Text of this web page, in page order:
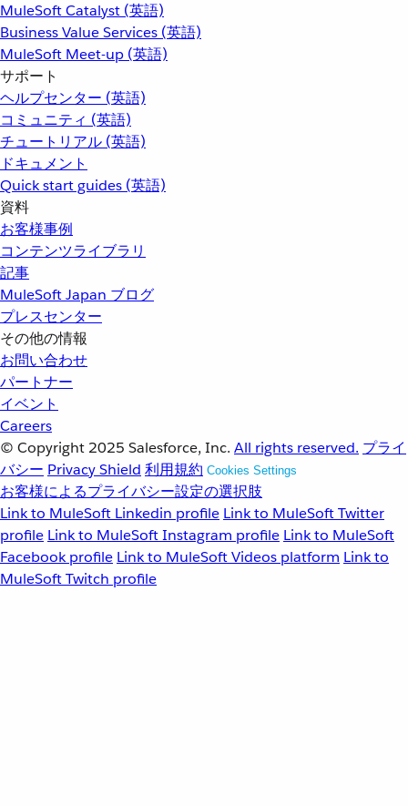
MuleSoft Catalyst (英語)
Business Value Services (英語)
MuleSoft Meet-up (英語)
サポート
ヘルプセンター (英語)
コミュニティ (英語)
チュートリアル (英語)
ドキュメント
Quick start guides (英語)
資料
お客様事例
コンテンツライブラリ
記事
MuleSoft Japan ブログ
プレスセンター
その他の情報
お問い合わせ
パートナー
イベント
Careers
© Copyright 2025 Salesforce, Inc. All rights reserved. プライ
バシー Privacy Shield 利用規約 Cookies Settings
お客様によるプライバシー設定の選択肢
Link to MuleSoft Linkedin profile Link to MuleSoft Twitter
profile Link to MuleSoft Instagram profile Link to MuleSoft
Facebook profile Link to MuleSoft Videos platform Link to
MuleSoft Twitch profile